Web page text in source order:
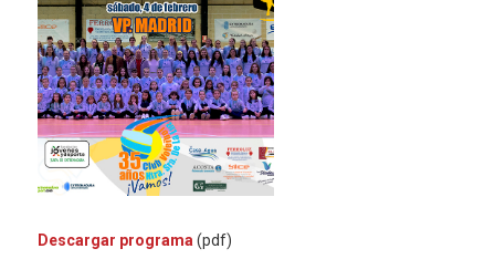
Descargar programa(pdf)